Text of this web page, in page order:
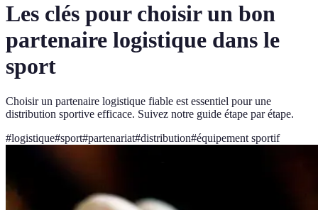
Les clés pour choisir un bon
partenaire logistique dans le
sport
Choisir un partenaire logistique fiable est essentiel pour une
distribution sportive efficace. Suivez notre guide étape par étape.
#logistique#sport#partenariat#distribution#équipement sportif